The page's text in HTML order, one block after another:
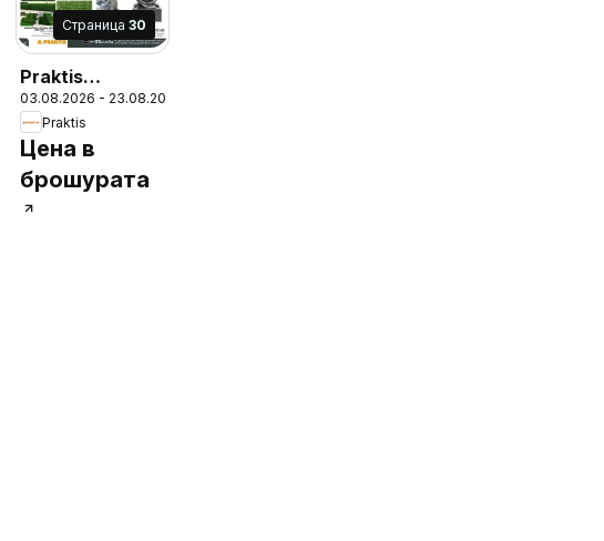
Cтраница 30
Praktis
брошура
03.08.2026 - 23.08.2026
Praktis
Цена в
брошурата